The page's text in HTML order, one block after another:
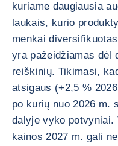
kuriame daugiausia
laukais, kurio
menkai
yra pažeidžiamas dėl
reiškinių. Tikimasi,
atsigaus (+2,5 %
po kurių nuo 2026 m.
dalyje vyko potvyniai.
kainos 2027 m. gali